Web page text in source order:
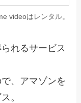
videoはレンタル。
れるサービス
、アマゾンを
。